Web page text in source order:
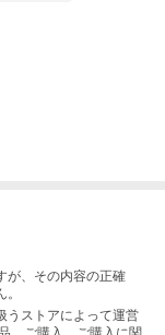
が、その内容の正確
うストアによって運営